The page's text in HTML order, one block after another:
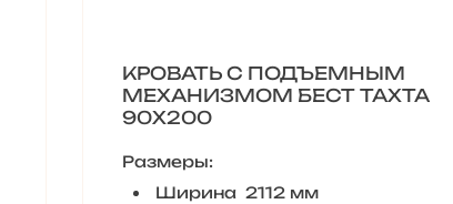
КРОВАТЬ С ПОДЪЕМНЫМ
МЕХАНИЗМОМ БЕСТ ТАХТА
90Х200
Размеры:
Ширина 2112 мм